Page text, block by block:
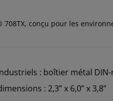
conçu pour les
: boîtier métal DIN-
: 2,3” x 6,0” x 3,8”